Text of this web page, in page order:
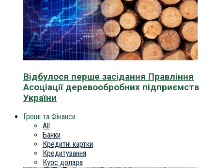
Відбулося перше засідання Правління
Асоціації деревообробних підприємств
України
Гроші та Фінанси
All
Банки
Кредитні картки
Кредитування
Курс долара